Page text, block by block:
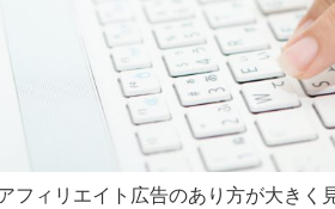
フィリエイト広告のあり方が大きく